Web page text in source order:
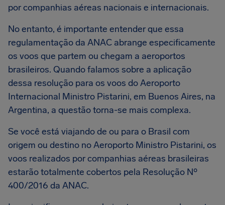
por companhias aéreas nacionais e internacionais.
No entanto, é importante entender que essa
regulamentação da ANAC abrange especificamente
os voos que partem ou chegam a aeroportos
brasileiros. Quando falamos sobre a aplicação
dessa resolução para os voos do Aeroporto
Internacional Ministro Pistarini, em Buenos Aires, na
Argentina, a questão torna-se mais complexa.
Se você está viajando de ou para o Brasil com
origem ou destino no Aeroporto Ministro Pistarini, os
voos realizados por companhias aéreas brasileiras
estarão totalmente cobertos pela Resolução Nº
400/2016 da ANAC.